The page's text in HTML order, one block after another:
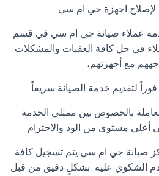
اجهزة جي ام سي .
عملاء صيانة جي ام سي في قسم
في حل كافة العقبات والمشكلات
مع أجهزتهم،
لتقديم خدمة الصيانة سريعاً.
بالخصوص بين ممثلي الخدمة
أعلى مستوى من الود والاحترام
صيانة جي ام سي يتم تسجيل كافة
الشكوي عليه .بشكلٍ دقيق من قبل